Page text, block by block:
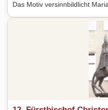
Das Motiv versinnbildlicht